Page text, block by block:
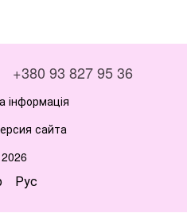
+380 93 827 95 36
інформація
сайта
Рус